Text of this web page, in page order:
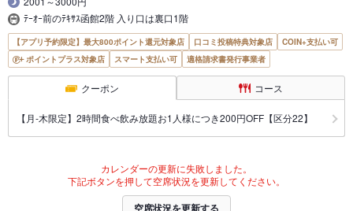
ﾃｰｵｰ前のﾃｷｻｽ函館2階 入り口は裏口1階
【アプリ予約限定】最大800ポイント還元対象店 口コミ投稿特典対象店
COIN+支払い可
ポイントプラス対象店
スマート支払い可 適格請求書発行事業者
クーポン コース
【月‐木限定】2時間食べ飲み放題お1人様につき200円OFF【区分22】
カレンダーの更新に失敗しました。
下記ボタンを押して空席状況を更新してください。
空席状況を更新する